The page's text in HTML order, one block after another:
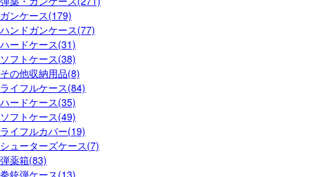
ガンケース(179)
ハンドガンケース(77)
ハードケース(31)
ソフトケース(38)
その他収納用品(8)
ライフルケース(84)
ハードケース(35)
ソフトケース(49)
ライフルカバー(19)
シューターズケース(7)
弾薬箱(83)